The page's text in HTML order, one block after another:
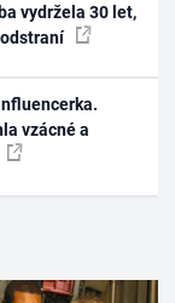
vydržela 30 let,
vzácné a